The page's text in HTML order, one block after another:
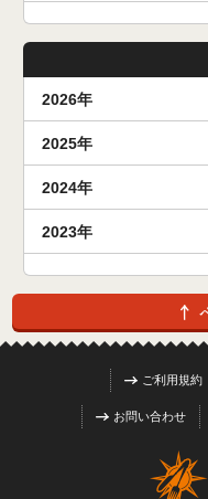
2026年
2025年
2024年
2023年
ご利用規約
お問い合わせ